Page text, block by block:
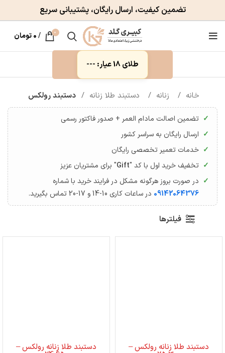
تضمین کیفیت، ارسال رایگان، پشتیبانی سریع
0
/۰تومان
طلای 18 عیار: ---
خانه زنانه دستبند طلا زنانه دستبند رولکس
تضمین اصالت مادام العمر + صدور فاکتور رسمی
ارسال رایگان به سراسر کشور
خدمات تعمیر تخصصی رایگان
تخفیف خرید اول با کد "Gift" برای مشتریان عزیز
در صورت بروز هرگونه مشکل در فرایند خرید با شماره
09142064376 در ساعات کاری 10-14 و 17-20 تماس بگیرید.
فیلترها
دستبند طلا زنانه رولکس – دستبند طلا زنانه رولکس –